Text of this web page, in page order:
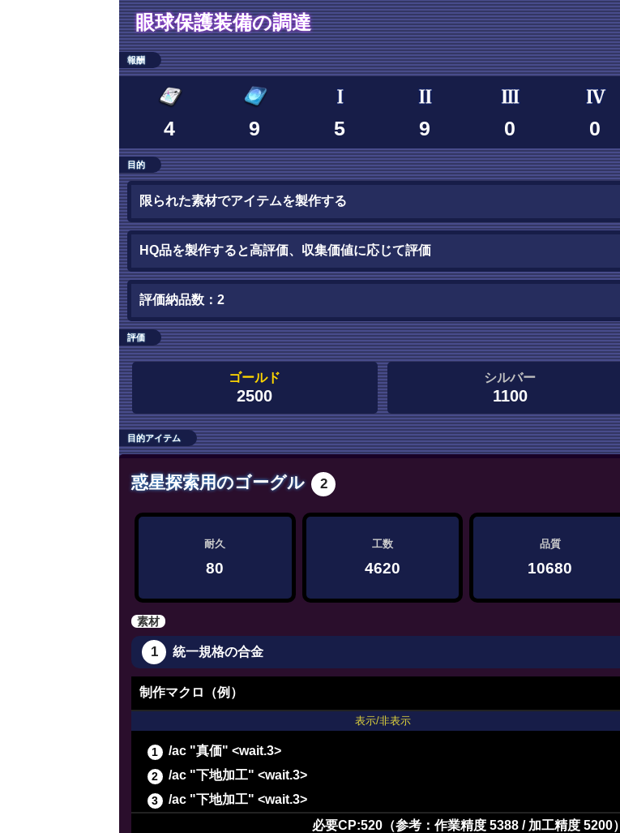
眼球保護装備の調達
報酬
4 9 5 9 0 0
目的
限られた素材でアイテムを製作する
HQ品を製作すると高評価、収集価値に応じて評価
評価納品数：2
評価
ゴールド
2500
シルバー
1100
目的アイテム
惑星探索用のゴーグル 2
耐久
80
工数
4620
品質
10680
素材
1 統一規格の合金
制作マクロ（例）
表示/非表示
/ac "真価" <wait.3>
/ac "下地加工" <wait.3>
/ac "下地加工" <wait.3>
必要CP:520（参考：作業精度 5388 / 加工精度 5200）